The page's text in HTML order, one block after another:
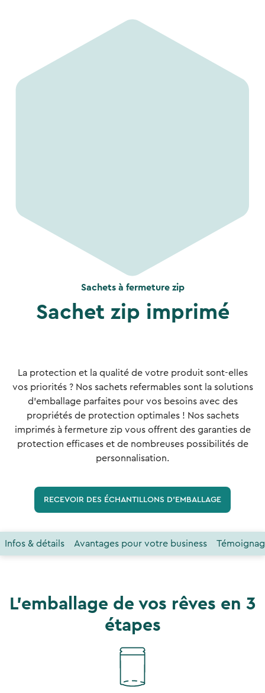
Sachets à fermeture zip
Sachet zip imprimé
La protection et la qualité de votre produit sont-elles
vos priorités ? Nos sachets refermables sont la solutions
d'emballage parfaites pour vos besoins avec des
propriétés de protection optimales ! Nos sachets
imprimés à fermeture zip vous offrent des garanties de
protection efficases et de nombreuses possibilités de
personnalisation.
RECEVOIR DES ÉCHANTILLONS D'EMBALLAGE
Infos & détails Avantages pour votre business
L'emballage de vos rêves en 3
étapes